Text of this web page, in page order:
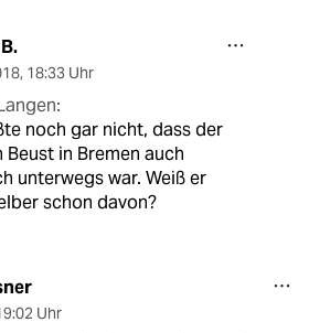
, 18:33 Uhr
noch gar nicht, dass der
Beust in Bremen auch
unterwegs war. Weiß er
schon davon?
Uhr